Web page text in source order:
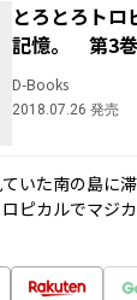
とろとろト
記憶。 第3巻
D-Books
2018.07.26 発売
いた南の島に
ピカルでマジ